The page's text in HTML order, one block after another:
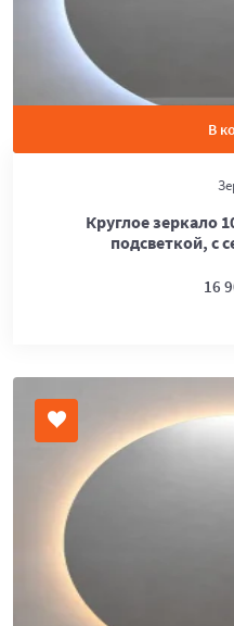
В
Круглое зеркало
подсветкой, с
16